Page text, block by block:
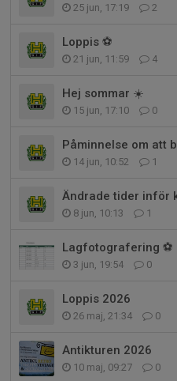
25 jun, 17:19 2
Loppis ⚽️
21 jun, 11:59 4
Hej sommar ☀️
15 jun, 17:10 0
Påminnelse om att
14 jun, 10:52 1
Ändrade tider inför
8 jun, 10:13 1
Lagfotografering ⚽
3 jun, 19:54 0
Loppis 2026
26 maj, 21:34 0
Antikturen 2026
10 maj, 09:27 0